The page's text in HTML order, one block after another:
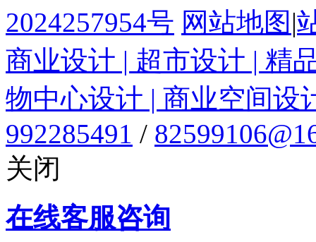
2024257954号 网站地图 |
商业设计 | 超市设计 | 精
物中心设计 | 商业空间设
992285491 /
关闭
在线客服咨询